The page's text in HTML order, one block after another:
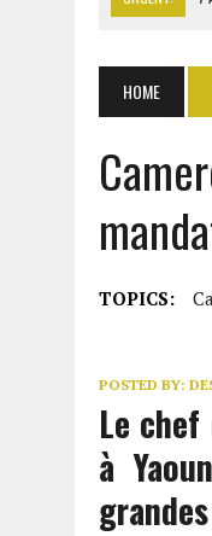
7 AOÛT 2026 |
HOME
TOPICS:
POSTED BY:
Le
à